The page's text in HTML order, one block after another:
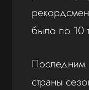
было по 10
страны